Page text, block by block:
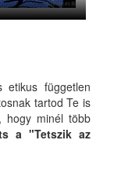
független
tartod Te is
hogy minél több
a "Tetszik az